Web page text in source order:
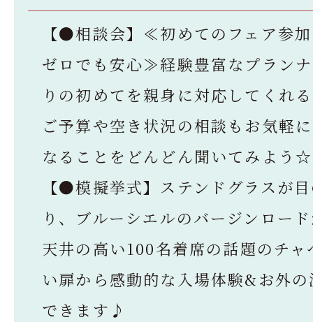
【●相談会】≪初めてのフェア参
ゼロでも安心≫経験豊富なプラン
りの初めてを親身に対応してくれ
ご予算や空き状況の相談もお気軽
なることをどんどん聞いてみよう☆
【●模擬挙式】ステンドグラスが
り、ブルーシエルのバージンロー
天井の高い100名着席の話題のチャ
い扉から感動的な入場体験&お外
できます♪